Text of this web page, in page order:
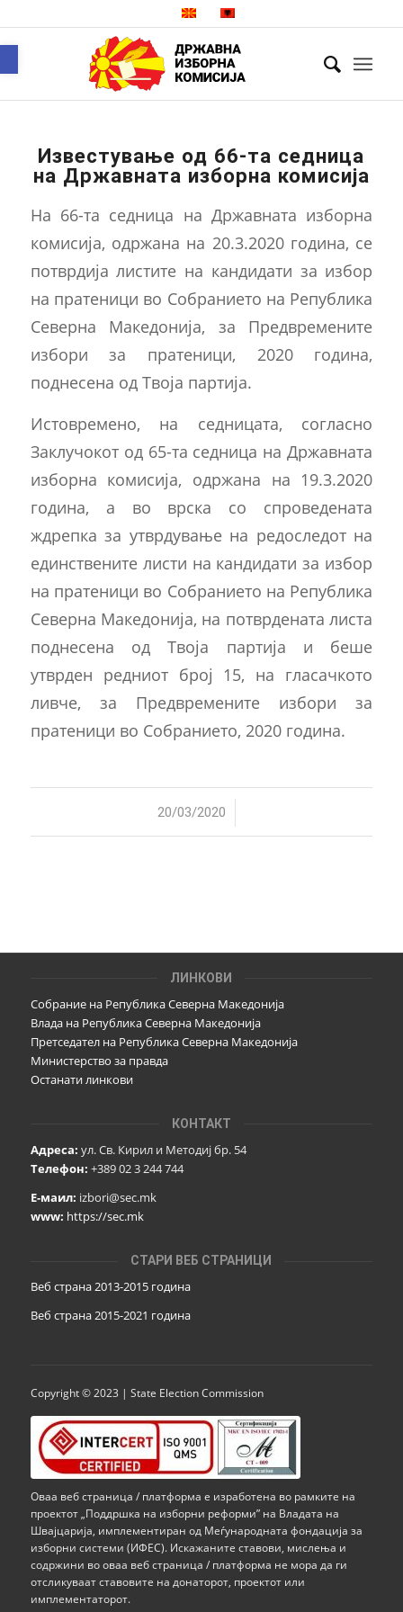
Известување од 66-та седница
на Државната изборна комисија
На 66-та седница на Државната изборна
комисија, одржана на 20.3.2020 година, се
потврдија листите на кандидати за избор
на пратеници во Собранието на Република
Северна Македонија, за Предвремените
избори за пратеници, 2020 година,
поднесенa од Твоја партија.
Истовремено, на седницата, согласно
Заклучокот од 65-та седница на Државната
изборна комисија, одржана на 19.3.2020
година, а во врска со спроведената
ждрепка за утврдување на редоследот на
единствените листи на кандидати за избор
на пратеници во Собранието на Република
Северна Македонија, на потврдената листа
поднесена од Твоја партија и беше
утврден редниот број 15, на гласачкото
ливче, за Предвремените избори за
пратеници во Собранието, 2020 година.
20/03/2020
/
ЛИНКОВИ
Собрание на Република Северна Македонија
Влада на Република Северна Македонија
Претседател на Република Северна Македонија
Министерство за правда
Останати линкови
КОНТАКТ
Адреса: ул. Св. Кирил и Методиј бр. 54
Телефон: +389 02 3 244 744
Е-маил: izbori@sec.mk
www: https://sec.mk
СТАРИ ВЕБ СТРАНИЦИ
Веб страна 2013-2015 година
Веб страна 2015-2021 година
Copyright © 2023 | State Election Commission
Оваа веб страница / платформа е изработена во рамките на
проектот „Поддршка на изборни реформи” на Владата на
Швајцарија, имплементиран од Меѓународната фондација за
изборни системи (ИФЕС). Искажаните ставови, мислења и
содржини во оваа веб страница / платформа не мора да ги
отсликуваат ставовите на донаторот, проектот или
имплементаторот.
Open toolbar